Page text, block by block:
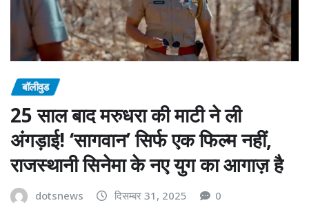
बॉलीवुड
25 साल बाद मरुधरा की माटी ने ली
अंगड़ाई! ‘सागवान’ सिर्फ एक फिल्म नहीं,
राजस्थानी सिनेमा के नए युग का आगाज़ है
dotsnews दिसम्बर 31, 2025 0